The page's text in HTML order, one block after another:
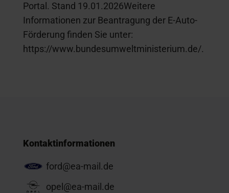
Portal. Stand 19.01.2026Weitere
Informationen zur Beantragung der E-Auto-
Förderung finden Sie unter:
https://www.bundesumweltministerium.de/.
Kontaktinformationen
ford@ea-mail.de
opel@ea-mail.de